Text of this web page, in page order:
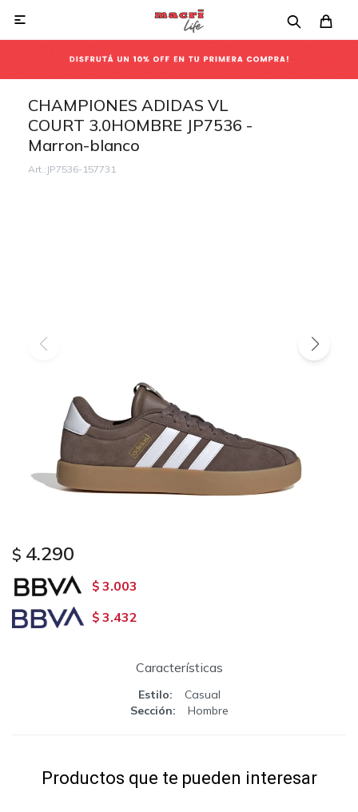

CHAMPIONES ADIDAS VL
COURT 3.0HOMBRE JP7536 -
Marron-blanco
JP7536-157731
$ 4.290
$ 3.003
$ 3.432
Características
Estilo
Casual
Sección
Hombre
Productos que te pueden interesar